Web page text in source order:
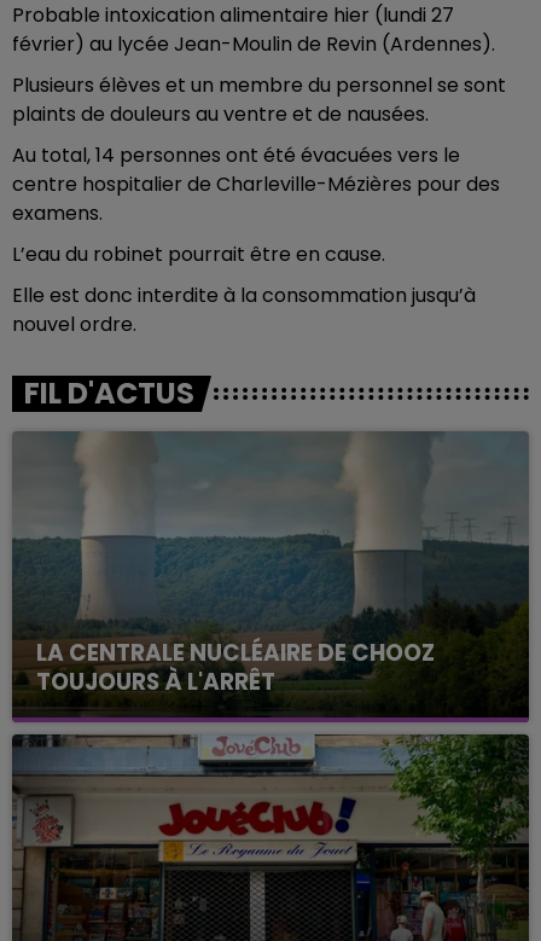
Probable intoxication alimentaire hier (lundi 27
février) au lycée Jean-Moulin de Revin (Ardennes).
Plusieurs élèves et un membre du personnel se sont
plaints de douleurs au ventre et de nausées.
Au total, 14 personnes ont été évacuées vers le
centre hospitalier de Charleville-Mézières pour des
examens.
L’eau du robinet pourrait être en cause.
Elle est donc interdite à la consommation jusqu’à
nouvel ordre.
FIL D'ACTUS
LA CENTRALE NUCLÉAIRE DE CHOOZ
TOUJOURS À L'ARRÊT
Cela fait déjà une semaine que la centrale
nucléaire ardennaise est à l'arrêt. Une situation
justifiée par la sécheresse intense qui est toujours
présente.